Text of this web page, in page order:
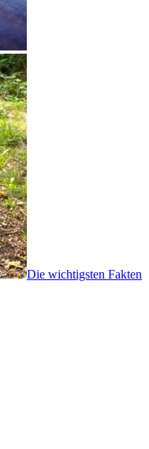
Die wichtigsten Fakten